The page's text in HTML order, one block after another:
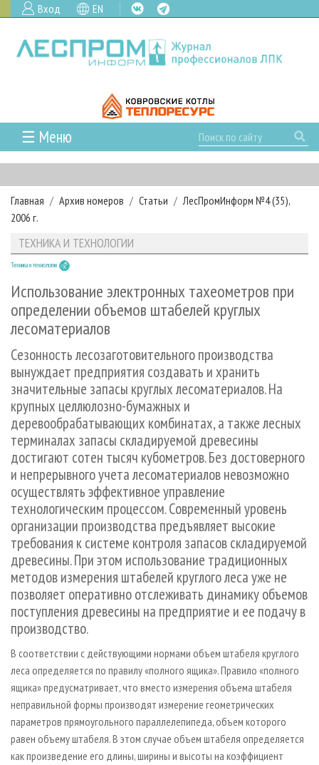
Вход EN
☰ Меню
ГЛАВНАЯ
РУБРИКИ И ТЕМЫ
РУБРИКИ ЖУРНАЛА
ЛЕСОЗАГОТОВКА
ДЕРЕВООБРАБОТКА
СУШКА ДРЕВЕСИНЫ
ПРОИЗВОДСТВО ДРЕВЕСНЫХ ПЛИТ
ДЕРЕВЯННОЕ ДОМОСТРОЕНИЕ
ПРОИЗВОДСТВО МЕБЕЛИ
БИОЭНЕРГЕТИКА
ЦБП
ИНСТРУМЕНТ И МАТЕРИАЛЫ
НОВОСТИ
НОВОСТИ ЛПК
НОВОСТИ КОМПАНИЙ
ПРОЕКТЫ ЛПИ
АНАЛИТИКА
ЛЕСНЫЕ РЕГИОНЫ РОССИИ
ПЕРСОНЫ
МОБИЛЬНЫЕ ВЫСТАВКИ
ОФИЦИАЛЬНЫЕ ДЕЛЕГАЦИИ
ПРИОРИТЕТНЫЕ ИНВЕСТПРОЕКТЫ
RUSSIAN FORESTRY REVIEW
ГАЗЕТА ЛЕСПРОМФОРУМ
БИБЛИОТЕКА СПЕЦИАЛИСТА
АРХИВ
СТАТЬИ
О ЖУРНАЛЕ
ПОДПИСКА
КОНТАКТЫ
РЕКЛАМОДАТЕЛЯМ
РЕКЛАМА
РЕКЛАМА НА САЙТЕ
Главная Архив номеров Статьи
ЛесПромИнформ №4 (35),
2006 г.
ТЕХНИКА И ТЕХНОЛОГИИ
Техника и технологии
Использование электронных тахеометров при
определении объемов штабелей круглых
лесоматериалов
Сезонность лесозаготовительного производства
вынуждает предприятия создавать и хранить
значительные запасы круглых лесоматериалов. На
крупных целлюлозно-бумажных и
деревообрабатывающих комбинатах, а также лесных
терминалах запасы складируемой древесины
достигают сотен тысяч кубометров. Без достоверного
и непрерывного учета лесоматериалов невозможно
осуществлять эффективное управление
технологическим процессом. Современный уровень
организации производства предъявляет высокие
требования к системе контроля запасов складируемой
древесины. При этом использование традиционных
методов измерения штабелей круглого леса уже не
позволяет оперативно отслеживать динамику объемов
поступления древесины на предприятие и ее подачу в
производство.
В соответствии с действующими нормами объем штабеля круглого
леса определяется по правилу «полного ящика». Правило «полного
ящика» предусматривает, что вместо измерения объема штабеля
неправильной формы производят измерение геометрических
параметров прямоугольного параллелепипеда, объем которого
равен объему штабеля. В этом случае объем штабеля определяется
как произведение его длины, ширины и высоты на коэффициент